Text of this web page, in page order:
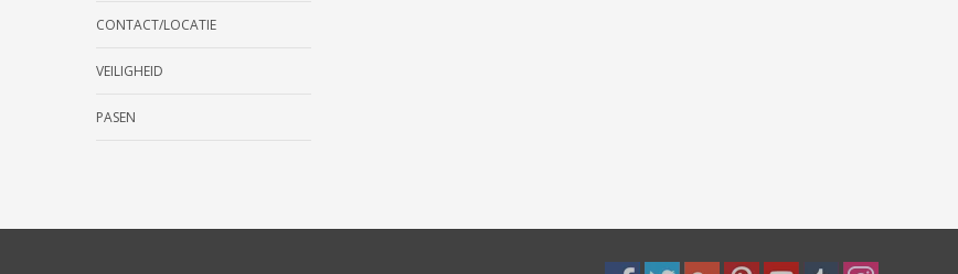
CONTACT/LOCATIE
VEILIGHEID
PASEN